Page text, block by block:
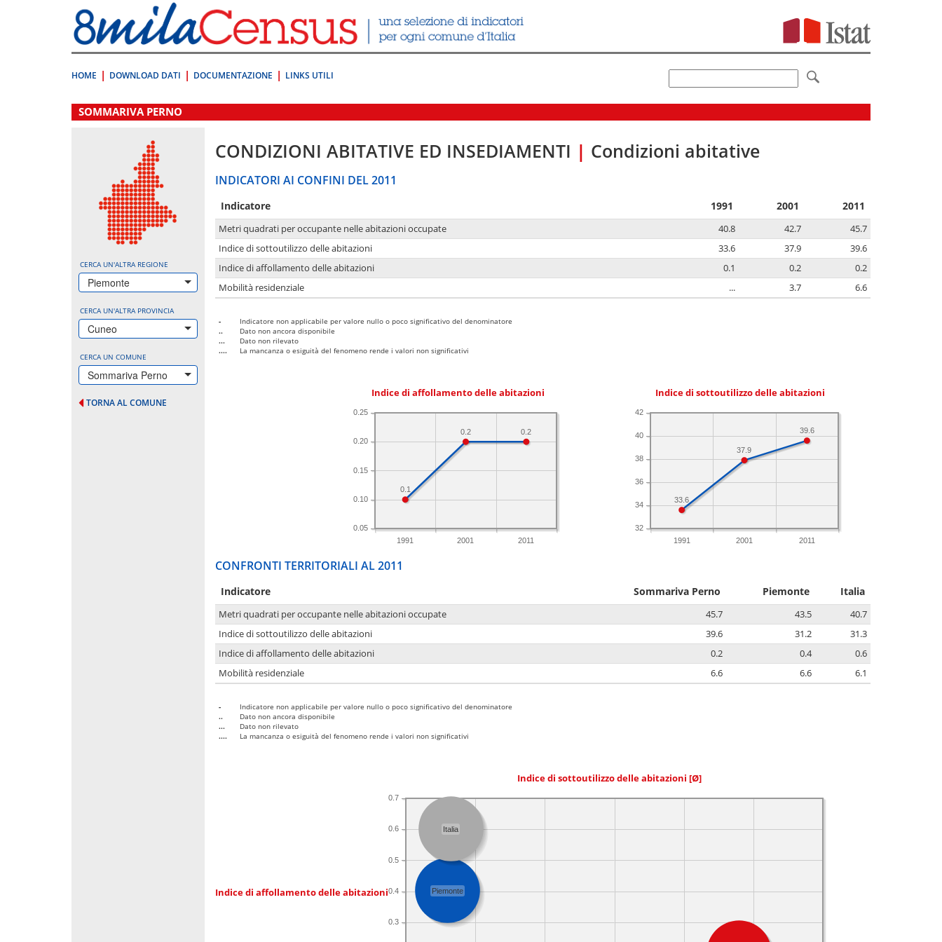
direttamente
a:
Contenuto
HOME DOWNLOAD DATI DOCUMENTAZIONE LINKS UTILI
.
SOMMARIVA PERNO
CERCA UN'ALTRA REGIONE
Piemonte
CERCA UN'ALTRA PROVINCIA
Cuneo
CERCA UN COMUNE
Sommariva Perno
TORNA AL COMUNE
CONDIZIONI ABITATIVE ED INSEDIAMENTI | Condizioni abitative
INDICATORI AI CONFINI DEL 2011
Indicatore 1991 2001 2011
Metri quadrati per occupante nelle abitazioni occupate 40.8 42.7
45.7
Indice di sottoutilizzo delle abitazioni
33.6 37.9
39.6
Indice di affollamento delle abitazioni
0.1 0.2
0.2
Mobilità residenziale
... 3.7 6.6
-
Indicatore non applicabile per valore nullo o poco significativo del denominatore
..
Dato non ancora disponibile
...
Dato non rilevato
....
La mancanza o esiguità del fenomeno rende i valori non significativi
Indice di affollamento delle abitazioni
1991 2001 2011
0.05
0.10
0.15
0.20
0.25
0.2
0.2
0.1
Indice di sottoutilizzo delle abitazioni
1991 2001 2011
32
34
36
38
40
42
39.6
37.9
33.6
CONFRONTI TERRITORIALI AL 2011
Indicatore Sommariva Perno Piemonte Italia
Metri quadrati per occupante nelle abitazioni occupate 45.7 43.5
40.7
Indice di sottoutilizzo delle abitazioni
39.6 31.2
31.3
Indice di affollamento delle abitazioni
0.2 0.4
0.6
Mobilità residenziale
6.6 6.6 6.1
-
Indicatore non applicabile per valore nullo o poco significativo del denominatore
..
Dato non ancora disponibile
...
Dato non rilevato
....
La mancanza o esiguità del fenomeno rende i valori non significativi
Indice di sottoutilizzo delle abitazioni [Ø]
Indice di affollamento delle abitazioni
0.3
0.4
0.5
0.6
0.7
Piemonte
Italia